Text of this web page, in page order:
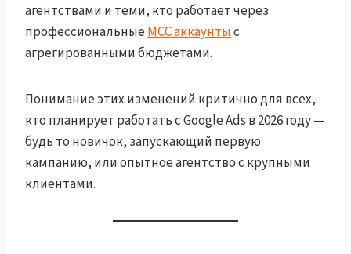
агентствами и теми, кто работает через
профессиональныеMCC аккаунтыс
агрегированными бюджетами.
Понимание этих изменений критично для всех,
кто планирует работать с Google Ads в 2026 году —
будь то новичок, запускающий первую
кампанию, или опытное агентство с крупными
клиентами.